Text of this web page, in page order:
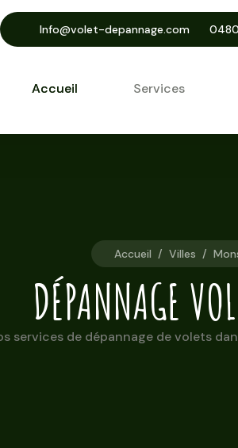
Info@volet-depannage.com
Accueil Services
Accueil / Villes /
DÉPANNAGE
services de dépannage de volets